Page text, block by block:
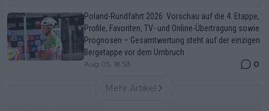
Poland-Rundfahrt 2026: Vorschau auf die 4. Etappe,
Profile, Favoriten, TV- und Online-Übertragung sowie
Prognosen – Gesamtwertung steht auf der einzigen
Bergetappe vor dem Umbruch
Aug 05, 18:53 0
Mehr Artikel